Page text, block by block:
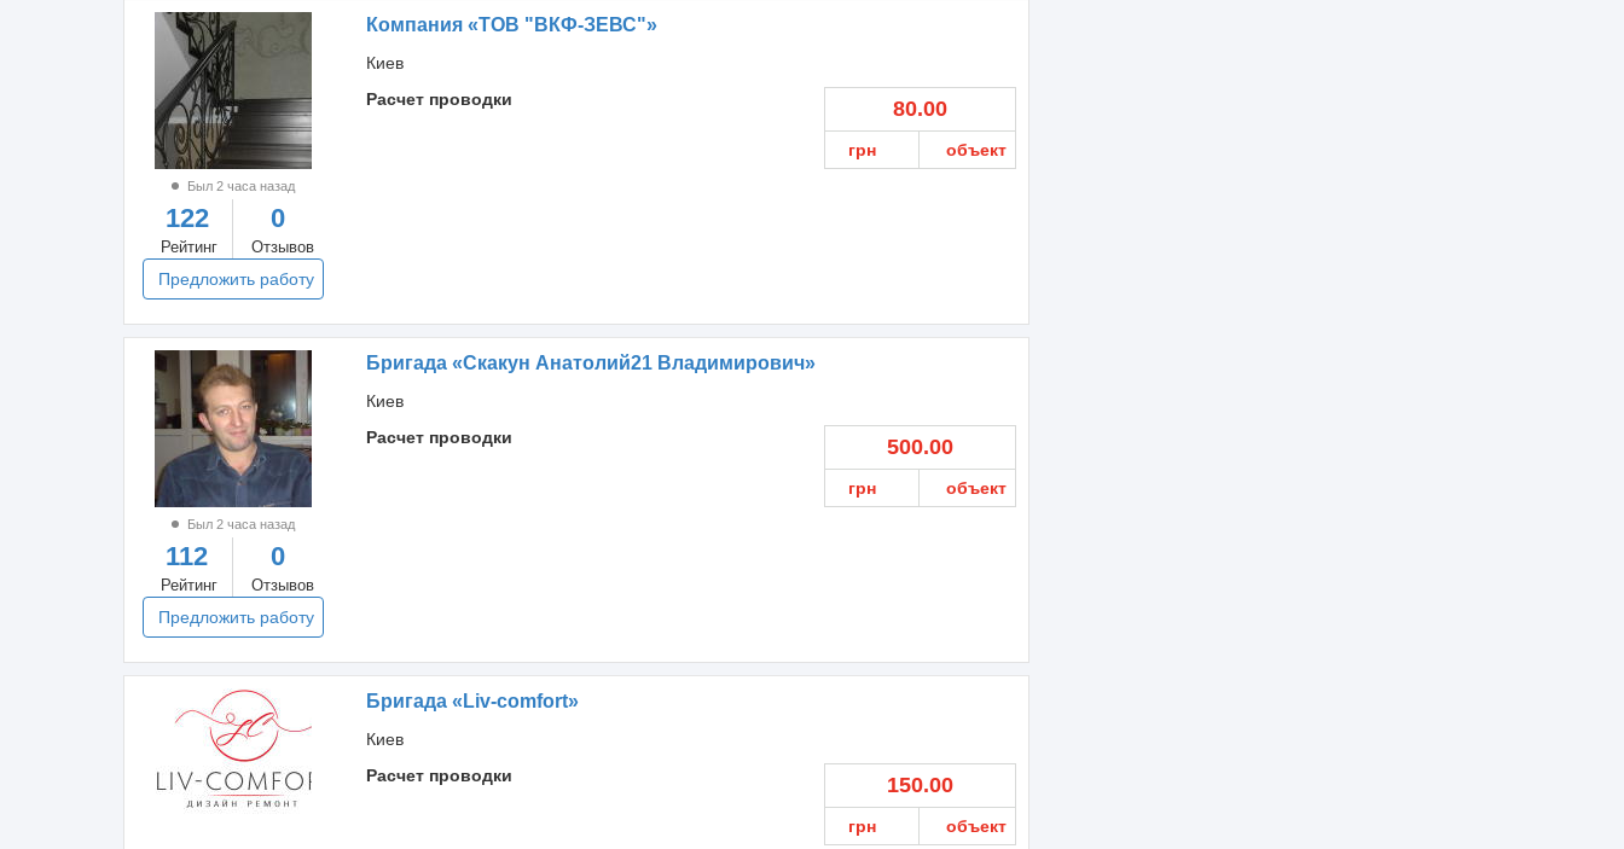
Был 2 часа назад
122
Рейтинг
0
Отзывов
Предложить работу
Компания «ТОВ "ВКФ-ЗЕВС"»
Киев
Расчет проводки
80.00
грн объект
Был 2 часа назад
112
Рейтинг
0
Отзывов
Предложить работу
Бригада «Скакун Анатолий21 Владимирович»
Киев
Расчет проводки
500.00
грн объект
Бригада «Liv-comfort»
Киев
Расчет проводки
150.00
грн объект